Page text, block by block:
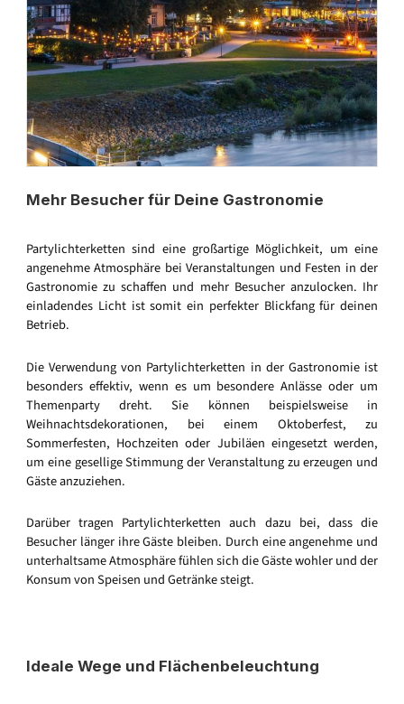
Mehr Besucher für Deine Gastronomie
Partylichterketten sind eine großartige Möglichkeit, um eine
angenehme Atmosphäre bei Veranstaltungen und Festen in der
Gastronomie zu schaffen und mehr Besucher anzulocken. Ihr
einladendes Licht ist somit ein perfekter Blickfang für deinen
Betrieb.
Die Verwendung von Partylichterketten in der Gastronomie ist
besonders effektiv, wenn es um besondere Anlässe oder um
Themenparty dreht. Sie können beispielsweise in
Weihnachtsdekorationen, bei einem Oktoberfest, zu
Sommerfesten, Hochzeiten oder Jubiläen eingesetzt werden,
um eine gesellige Stimmung der Veranstaltung zu erzeugen und
Gäste anzuziehen.
Darüber tragen Partylichterketten auch dazu bei, dass die
Besucher länger ihre Gäste bleiben. Durch eine angenehme und
unterhaltsame Atmosphäre fühlen sich die Gäste wohler und der
Konsum von Speisen und Getränke steigt.
Ideale Wege und Flächenbeleuchtung